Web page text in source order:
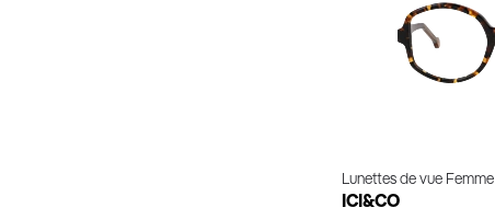
Lunettes de vue Femme
ICI&CO